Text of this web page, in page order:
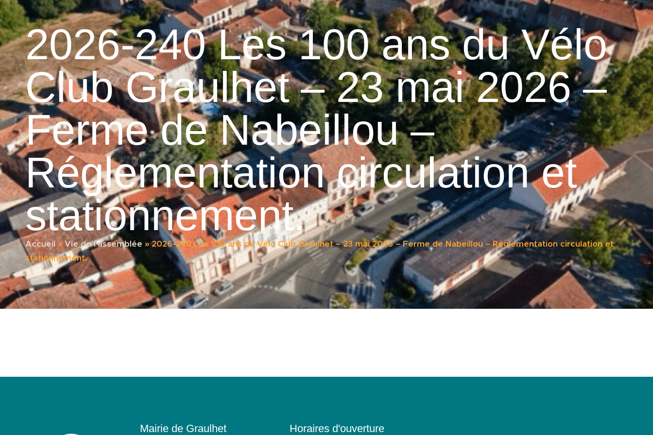
principal
Graulhet et le cuir Accueil Découvrir Graulhet Vie municipale Graulhet au quotidien Services pratiques 13 °C
2026-240 Les 100 ans du Vélo
Club Graulhet – 23 mai 2026 –
Ferme de Nabeillou –
Réglementation circulation et
stationnement.
Accueil » Vie de l'assemblée »2026-240 Les 100 ans du Vélo Club Graulhet – 23 mai 2026 – Ferme de Nabeillou – Réglementation circulation et
stationnement.
Mairie de Graulhet Horaires d'ouverture